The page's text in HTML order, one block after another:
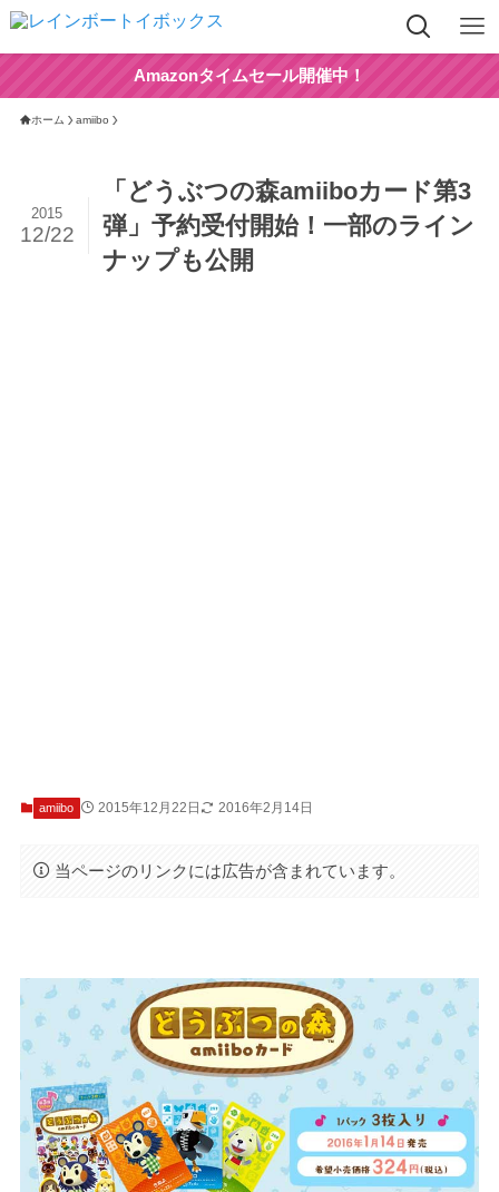
Amazonタイムセール開催中！
ホーム amiibo
「どうぶつの森amiiboカード第3
弾」予約受付開始！一部のライン
ナップも公開
2015
12/22
amiibo 2015年12月22日 2016年2月14日
当ページのリンクには広告が含まれています。